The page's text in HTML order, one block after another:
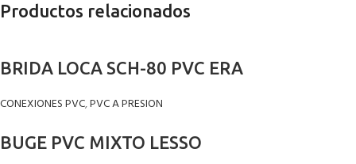
Productos relacionados
BRIDA LOCA SCH-80 PVC ERA
CONEXIONES PVC,PVC A PRESION
BUGE PVC MIXTO LESSO